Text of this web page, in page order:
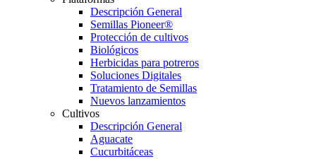
Descripción General
Semillas Pioneer®
Protección de cultivos
Biológicos
Herbicidas para potreros
Soluciones Digitales
Tratamiento de Semillas
Nuevos lanzamientos
Cultivos
Descripción General
Aguacate
Cucurbitáceas